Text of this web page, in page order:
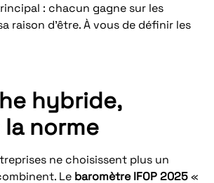
: chacun gagne sur les
raison d’être. À vous de définir les
hybride,
norme
ne choisissent plus un
Le baromètre IFOP 2025«